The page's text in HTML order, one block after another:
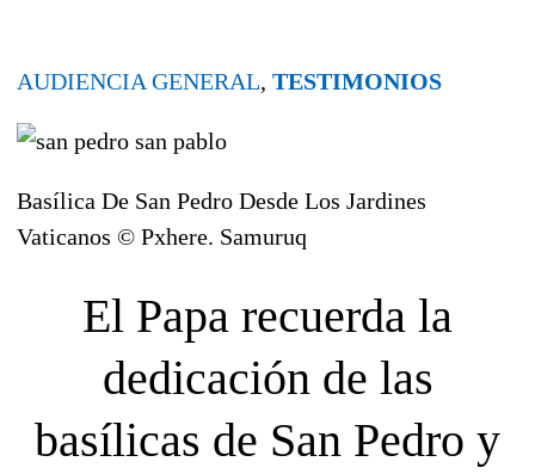
AUDIENCIA GENERAL, TESTIMONIOS
Basílica De San Pedro Desde Los Jardines
Vaticanos © Pxhere. Samuruq
El Papa recuerda la
dedicación de las
basílicas de San Pedro y